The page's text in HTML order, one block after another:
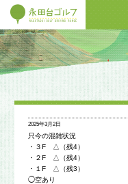
2025年3月2日
只今の混雑状況
・３F △（残4）
・２F △（残4）
・１F △（残3）
◯空あり